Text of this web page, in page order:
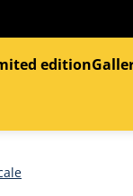
edition